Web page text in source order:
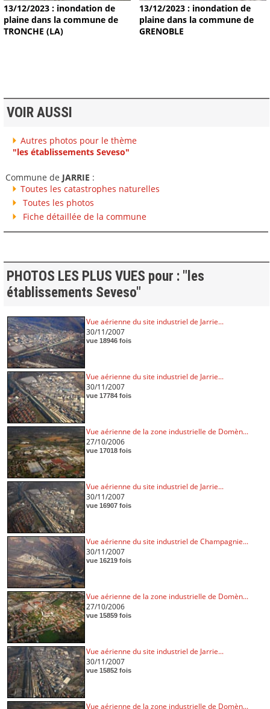
13/12/2023 : inondation de
plaine dans la commune de
TRONCHE (LA)
13/12/2023 : inondation de
plaine dans la commune de
GRENOBLE
VOIR AUSSI
Autres photos pour le thème
"les établissements Seveso"
Commune de JARRIE :
Toutes les catastrophes naturelles
Toutes les photos
Fiche détaillée de la commune
PHOTOS LES PLUS VUES pour : "les
établissements Seveso"
Vue aérienne du site industriel de Jarrie...
30/11/2007
vue 18946 fois
Vue aérienne du site industriel de Jarrie...
30/11/2007
vue 17784 fois
Vue aérienne de la zone industrielle de Domèn...
27/10/2006
vue 17018 fois
Vue aérienne du site industriel de Jarrie...
30/11/2007
vue 16907 fois
Vue aérienne du site industriel de Champagnie...
30/11/2007
vue 16219 fois
Vue aérienne de la zone industrielle de Domèn...
27/10/2006
vue 15859 fois
Vue aérienne du site industriel de Jarrie...
30/11/2007
vue 15852 fois
Vue aérienne de la zone industrielle de Domèn...